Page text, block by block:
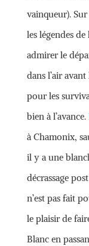
vainqueur).
les légendes
admirer le
dans l’air
pour les
bien à l’avance.
à Chamonix,
il y a une
décrassage
n’est pas fait
le plaisir de
Blanc en